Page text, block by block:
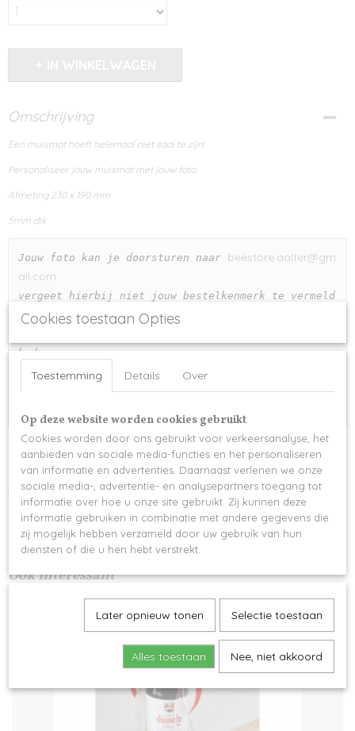
Omschrijving
Een muismat hoeft helemaal niet saai te zijn!
Personaliseer jouw muismat met jouw foto.
Afmeting 230 x 190 mm
5mm dik
Jouw foto kan je doorsturen naar beestore.aalter@gm
ail.com
vergeet hierbij niet jouw bestelkenmerk te vermeld
en!
k door
zodat je goed kan zien hoe de foto op de muismat
gedrukt zal worden, pas na jouw goedkeuring start
Ook interessant
Cookies toestaan Opties
Toestemming Details Over
Op deze website worden cookies gebruikt
Cookies worden door ons gebruikt voor verkeersanalyse, het
aanbieden van sociale media-functies en het personaliseren
van informatie en advertenties. Daarnaast verlenen we onze
sociale media-, advertentie- en analysepartners toegang tot
informatie over hoe u onze site gebruikt. Zij kunnen deze
informatie gebruiken in combinatie met andere gegevens die
zij mogelijk hebben verzameld door uw gebruik van hun
diensten of die u hen hebt verstrekt.
Later opnieuw tonen Selectie toestaan
Alles toestaan Nee, niet akkoord